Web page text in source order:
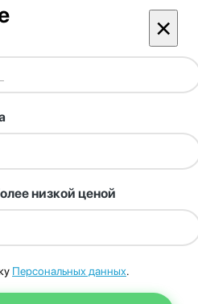
×
низкой ценой
Персональных данных.